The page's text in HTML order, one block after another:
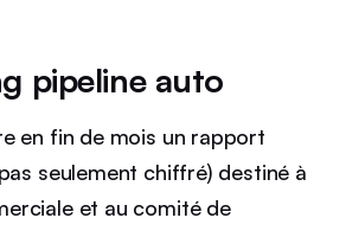
pipeline auto
en fin de mois un rapport
seulement chiffré) destiné à
et au comité de